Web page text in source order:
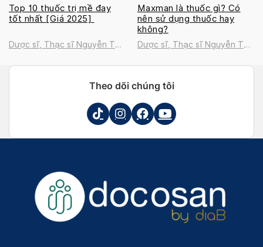
Top 10 thuốc trị mề đay
tốt nhất [Giá 2025]
Dược sĩ, Thạc sĩ Nguyễn Thị
Maxman là thuốc gì? Có
nên sử dụng thuốc hay
không?
Dược sĩ, Thạc sĩ Nguyễn Thị
Theo dõi chúng tôi